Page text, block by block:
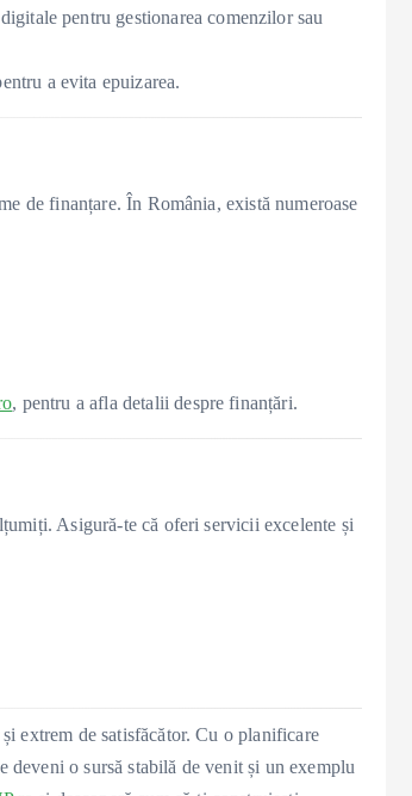
pentru gestionarea comenzilor sau
a evita epuizarea.
de finanțare. În România, există numeroase
, pentru a afla detalii despre finanțări.
Asigură-te că oferi servicii excelente și
extrem de satisfăcător. Cu o planificare
deveni o sursă stabilă de venit și un exemplu